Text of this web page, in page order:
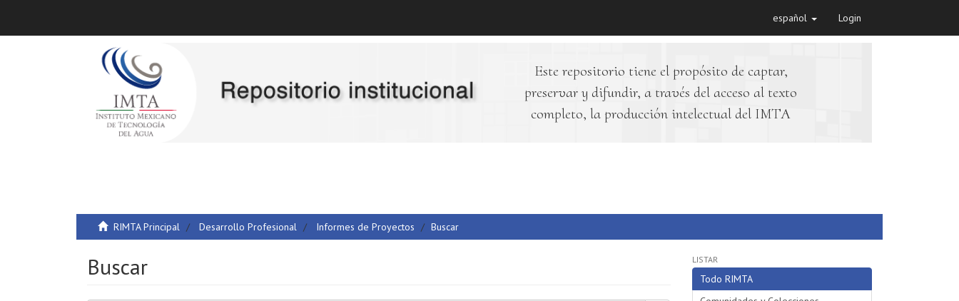
español Login
Este repositorio tiene el propósito de captar,
preservar y difundir, a través del acceso al texto
completo, la producción intelectual del IMTA
RIMTA Principal Desarrollo Profesional Informes de Proyectos Buscar
Buscar LISTAR
Todo RIMTA